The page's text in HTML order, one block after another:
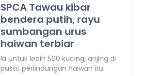
SPCA Tawau kibar
bendera putih, rayu
sumbangan urus
haiwan terbiar
Ia untuk lebih 500 kucing, anjing di
pusat perlindungan haiwan itu.